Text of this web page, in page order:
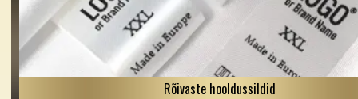
Rõivaste hooldussildid